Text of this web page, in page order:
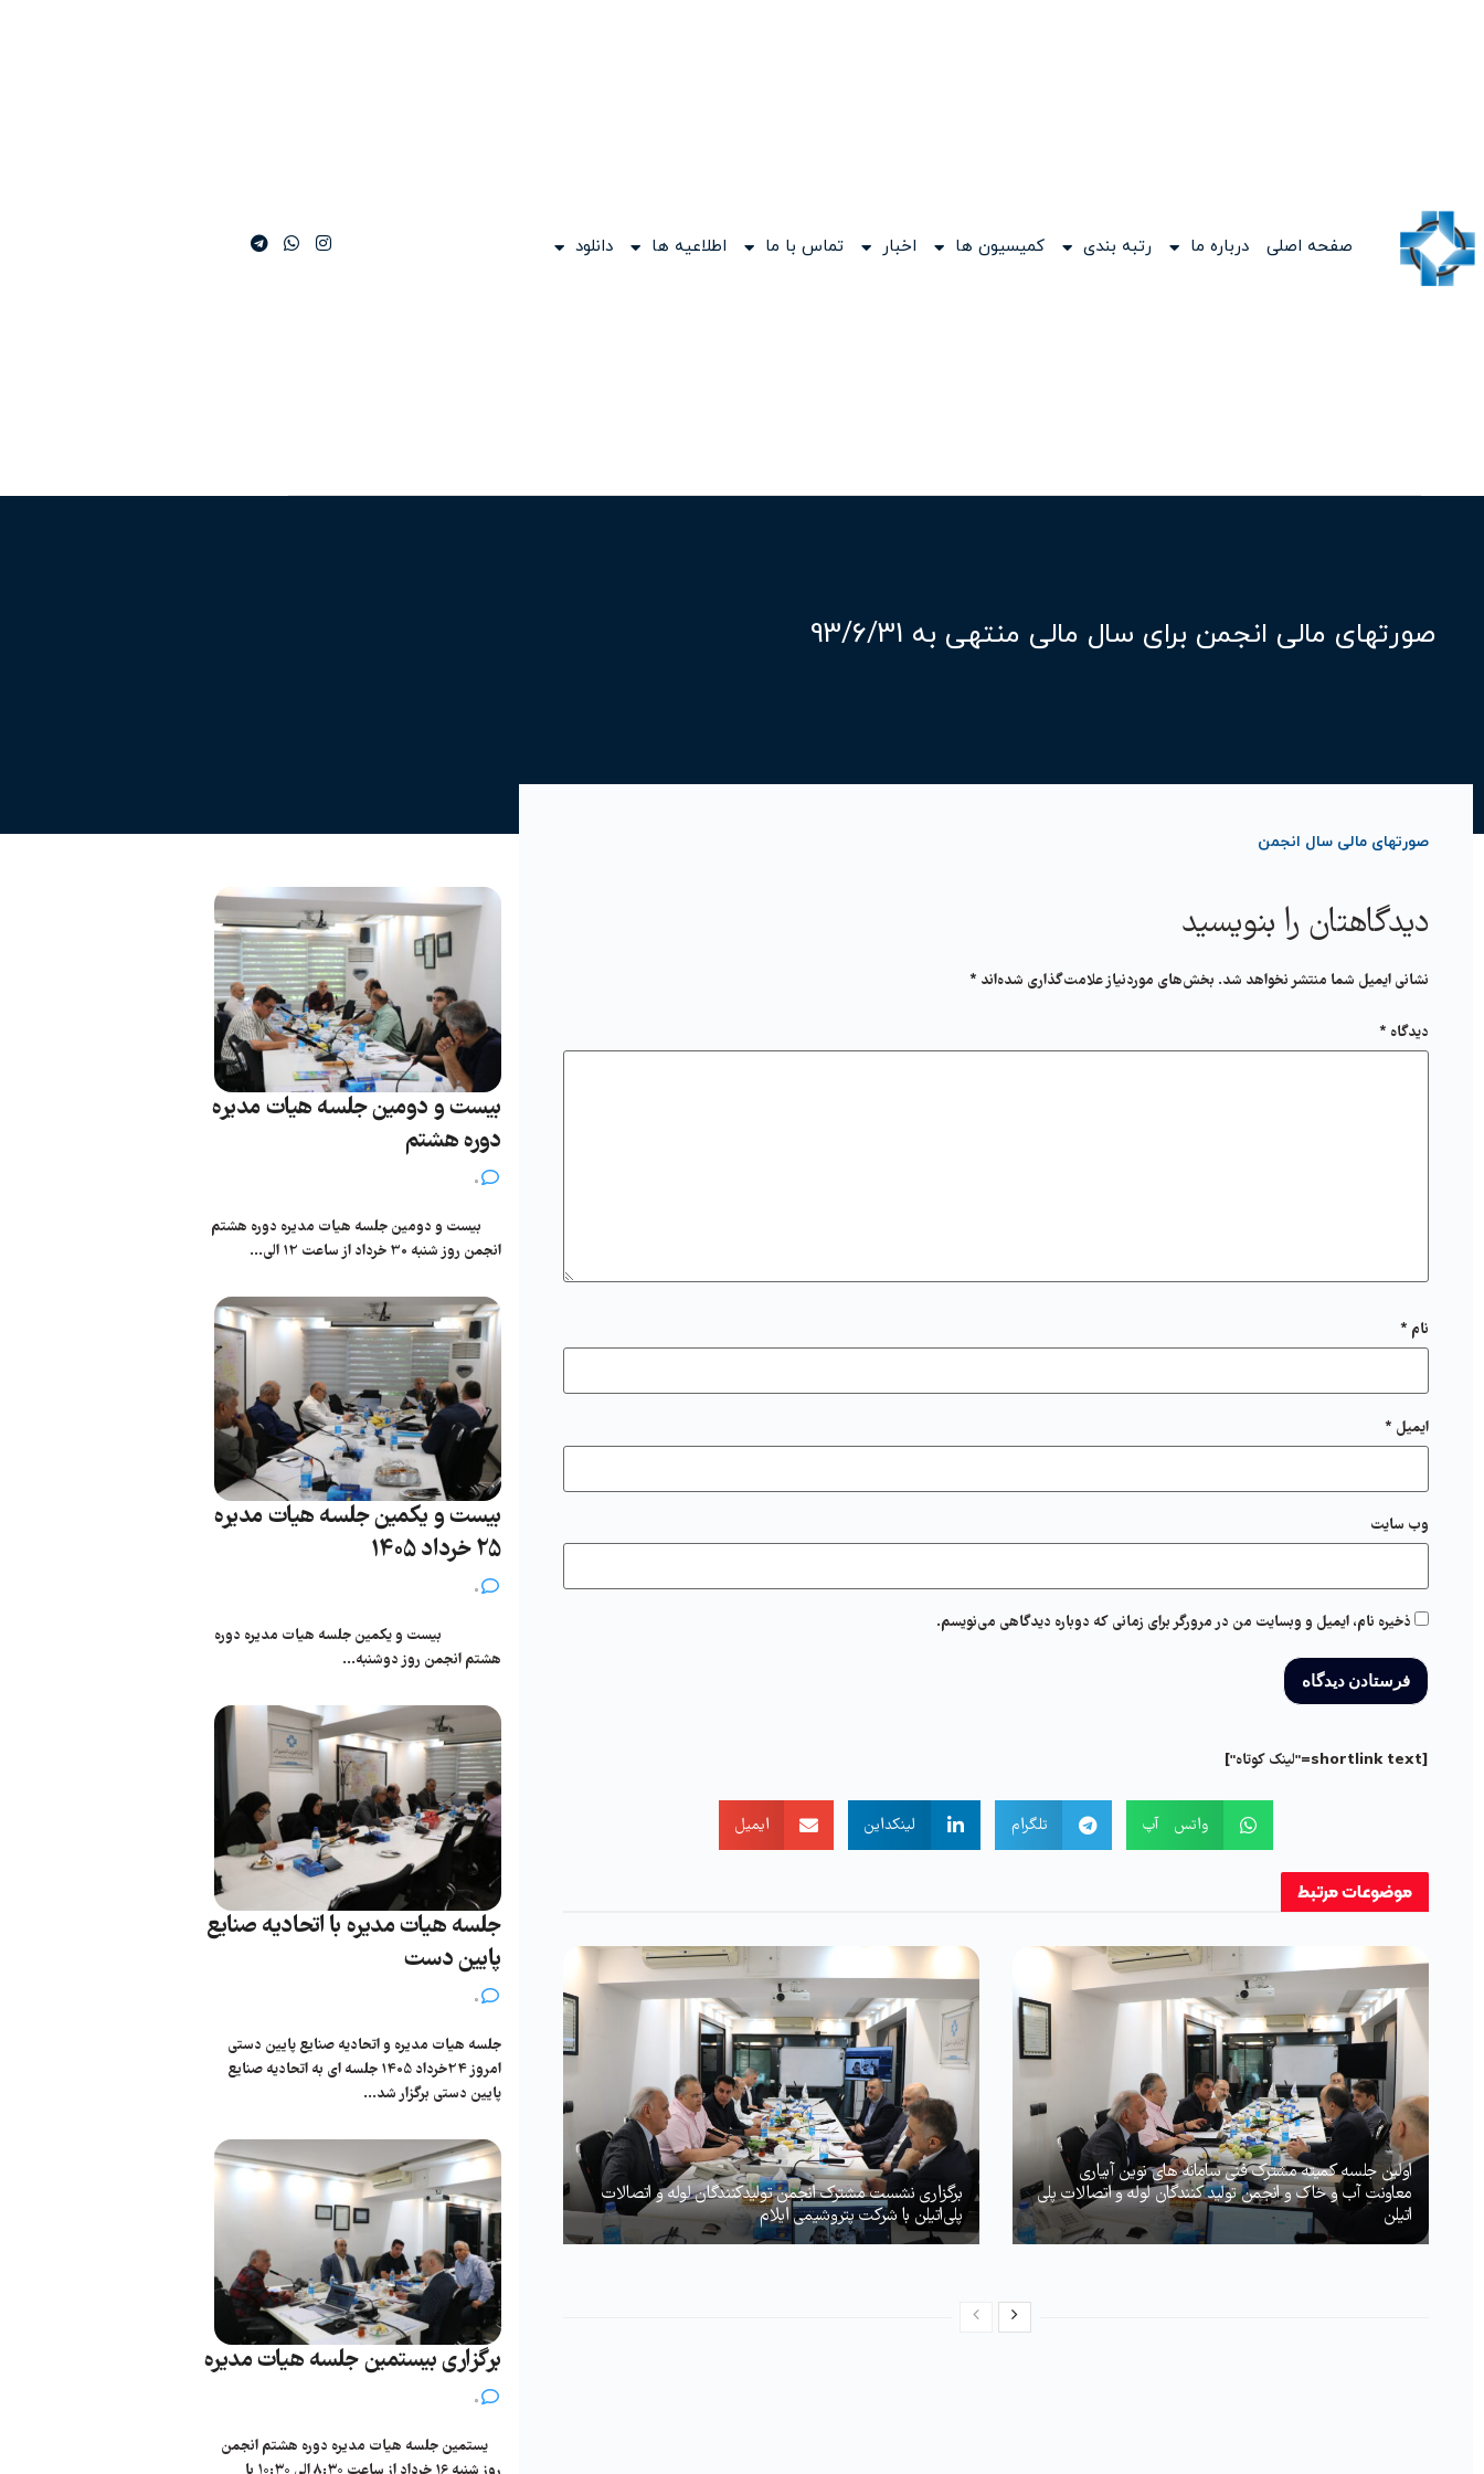
صفحه اصلی درباره ما رتبه بندی کمیسیون ها اخبار تماس با ما اطلاعیه ها دانلود
صورتهای مالی انجمن برای سال مالی منتهی به 93/6/31
صورتهای مالی سال انجمن
دیدگاهتان را بنویسید
نشانی ایمیل شما منتشر نخواهد شد. بخش‌های موردنیاز علامت‌گذاری شده‌اند *
دیدگاه *
نام *
ایمیل *
وب‌ سایت
ذخیره نام، ایمیل و وبسایت من در مرورگر برای زمانی که دوباره دیدگاهی می‌نویسم.
[shortlink text="لینک کوتاه"]
واتس آپ تلگرام لینکداین ایمیل
موضوعاتمرتبط
اولین جلسه کمیته مشترک فنی سامانه های نوین آبیاری
معاونت آب و خاک و انجمن تولید کنندگان لوله و اتصالات پلی
اتیلن
برگزاری نشست مشترک انجمن تولیدکنندگان لوله و اتصالات
پلی‌اتیلن با شرکت پتروشیمی ایلام
بیست و دومین جلسه هیات مدیره
دوره هشتم
بیست و دومین جلسه هیات مدیره دوره هشتم
انجمن روز شنبه 30 خرداد از ساعت 12 الی...
بیست و یکمین جلسه هیات مدیره
25 خرداد 1405
بیست و یکمین جلسه هیات مدیره دوره
هشتم انجمن روز دوشنبه...
جلسه هیات مدیره با اتحادیه صنایع
پایین دست
جلسه هیات مدیره و اتحادیه صنایع پایین دستی
امروز 24خرداد 1405 جلسه ای به اتحادیه صنایع
پایین دستی برگزار شد...
برگزاری بیستمین جلسه هیات مدیره
یستمین جلسه هیات مدیره دوره هشتم انجمن